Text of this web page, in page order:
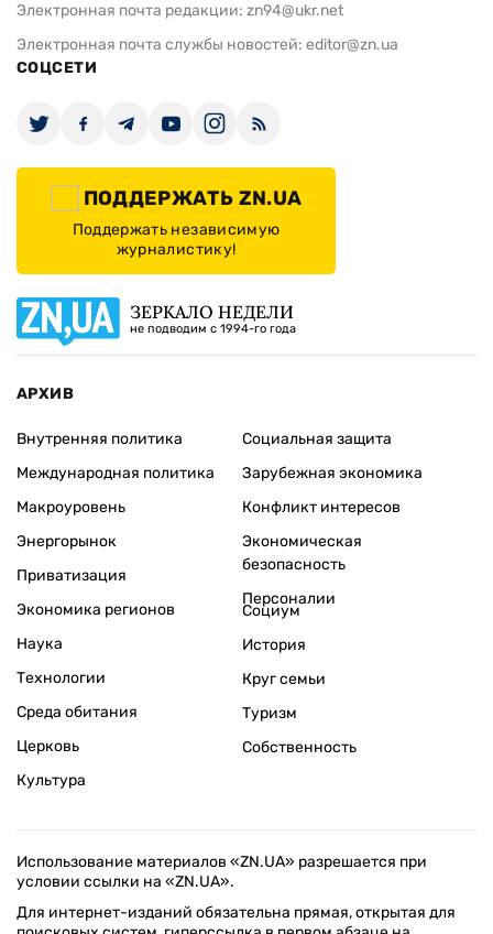
Электронная почта редакции: zn94@ukr.net
Электронная почта службы новостей: editor@zn.ua
СОЦСЕТИ
ПОДДЕРЖАТЬ ZN.UA
Поддержать независимую
журналистику!
ЗЕРКАЛО НЕДЕЛИ
не подводим с 1994-го года
АРХИВ
Внутренняя политика
Международная политика
Макроуровень
Энергорынок
Приватизация
Экономика регионов
Социальная защита
Зарубежная экономика
Конфликт интересов
Экономическая
безопасность
Персоналии
Наука
Технологии
Среда обитания
Церковь
Культура
Социум
История
Круг семьи
Туризм
Собственность
Использование материалов «ZN.UA» разрешается при
условии ссылки на «ZN.UA».
Для интернет-изданий обязательна прямая, открытая для